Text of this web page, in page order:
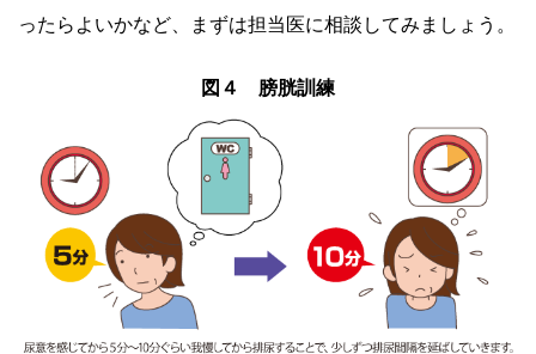
ったらよいかなど、まずは担当医に相談してみましょう。
図４ 膀胱訓練